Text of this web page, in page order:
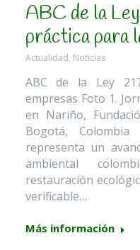
ABC de la
práctica para
Actualidad, Noticias
ABC de la Ley
empresas Foto 1.
en Nariño,
Bogotá,
representa un
ambiental
restauración
verificable…
Más información